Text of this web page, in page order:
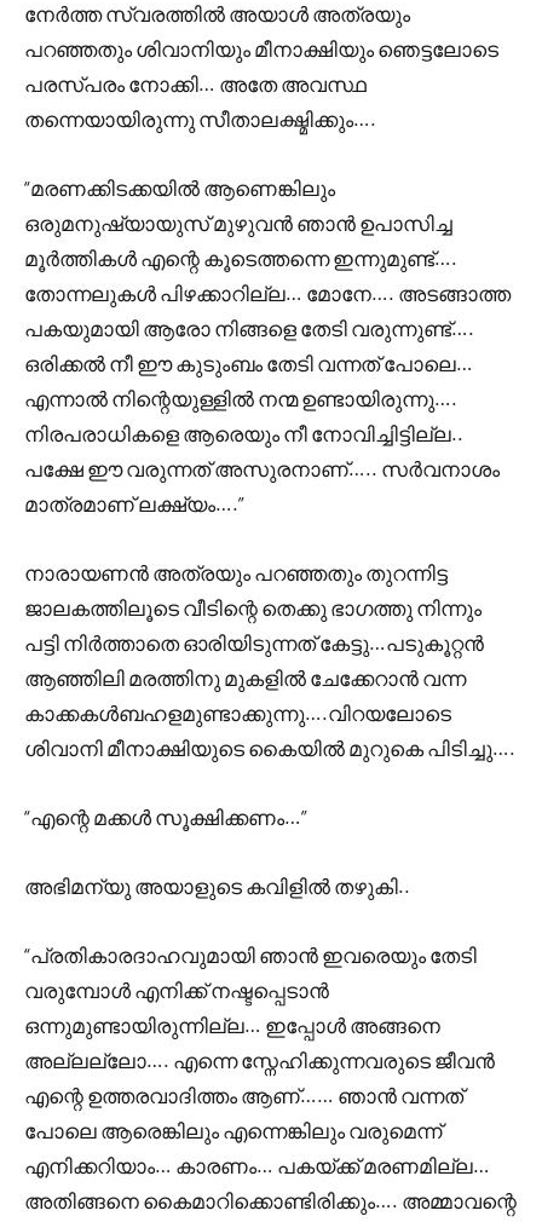
നേർത്ത സ്വരത്തിൽ അയാൾ അത്രയും
പറഞ്ഞതും ശിവാനിയും മീനാക്ഷിയും ഞെട്ടലോടെ
പരസ്പരം നോക്കി… അതേ അവസ്ഥ
തന്നെയായിരുന്നു സീതാലക്ഷ്മിക്കും….
“മരണക്കിടക്കയിൽ ആണെങ്കിലും
ഒരുമനുഷ്യായുസ് മുഴുവൻ ഞാൻ ഉപാസിച്ച
മൂർത്തികൾ എന്റെ കൂടെത്തന്നെ ഇന്നുമുണ്ട്….
തോന്നലുകൾ പിഴക്കാറില്ല… മോനേ…. അടങ്ങാത്ത
പകയുമായി ആരോ നിങ്ങളെ തേടി വരുന്നുണ്ട്….
ഒരിക്കൽ നീ ഈ കുടുംബം തേടി വന്നത് പോലെ…
എന്നാൽ നിന്റെയുള്ളിൽ നന്മ ഉണ്ടായിരുന്നു….
നിരപരാധികളെ ആരെയും നീ നോവിച്ചിട്ടില്ല..
പക്ഷേ ഈ വരുന്നത് അസുരനാണ്….. സർവനാശം
മാത്രമാണ് ലക്ഷ്യം….”
നാരായണൻ അത്രയും പറഞ്ഞതും തുറന്നിട്ട
ജാലകത്തിലൂടെ വീടിന്റെ തെക്കു ഭാഗത്തു നിന്നും
പട്ടി നിർത്താതെ ഓരിയിടുന്നത് കേട്ടു…പടുകൂറ്റൻ
ആഞ്ഞിലി മരത്തിനു മുകളിൽ ചേക്കേറാൻ വന്ന
കാക്കകൾബഹളമുണ്ടാക്കുന്നു….വിറയലോടെ
ശിവാനി മീനാക്ഷിയുടെ കൈയിൽ മുറുകെ പിടിച്ചു….
“എന്റെ മക്കൾ സൂക്ഷിക്കണം…”
അഭിമന്യു അയാളുടെ കവിളിൽ തഴുകി..
“പ്രതികാരദാഹവുമായി ഞാൻ ഇവരെയും തേടി
വരുമ്പോൾ എനിക്ക് നഷ്ടപ്പെടാൻ
ഒന്നുമുണ്ടായിരുന്നില്ല… ഇപ്പോൾ അങ്ങനെ
അല്ലല്ലോ…. എന്നെ സ്നേഹിക്കുന്നവരുടെ ജീവൻ
എന്റെ ഉത്തരവാദിത്തം ആണ്…… ഞാൻ വന്നത്
പോലെ ആരെങ്കിലും എന്നെങ്കിലും വരുമെന്ന്
എനിക്കറിയാം… കാരണം… പകയ്ക്ക് മരണമില്ല…
അതിങ്ങനെ കൈമാറിക്കൊണ്ടിരിക്കും…. അമ്മാവന്റെ